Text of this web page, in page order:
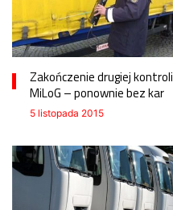
Zakończenie drugiej kontroli
MiLoG – ponownie bez kar
5 listopada 2015